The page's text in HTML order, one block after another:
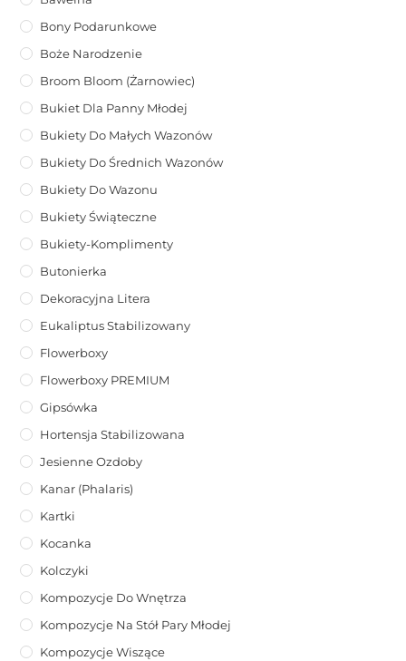
Bony Podarunkowe
Boże Narodzenie
Broom Bloom (żarnowiec)
Bukiet Dla Panny Młodej
Bukiety Do Małych Wazonów
Bukiety Do Średnich Wazonów
Bukiety Do Wazonu
Bukiety Świąteczne
Bukiety-Komplimenty
Butonierka
Dekoracyjna Litera
Eukaliptus Stabilizowany
Flowerboxy
Flowerboxy PREMIUM
Gipsówka
Hortensja Stabilizowana
Jesienne Ozdoby
Kanar (phalaris)
Kartki
Kocanka
Kolczyki
Kompozycje Do Wnętrza
Kompozycje Na Stół Pary Młodej
Kompozycje Wiszące